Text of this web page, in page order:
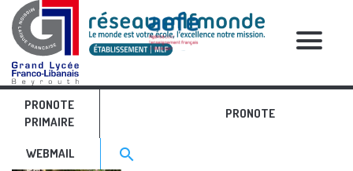
PRONOTE
PRIMAIRE
PRONOTE
WEBMAIL Search for:>
search
RELATIVE POSTS
Image7